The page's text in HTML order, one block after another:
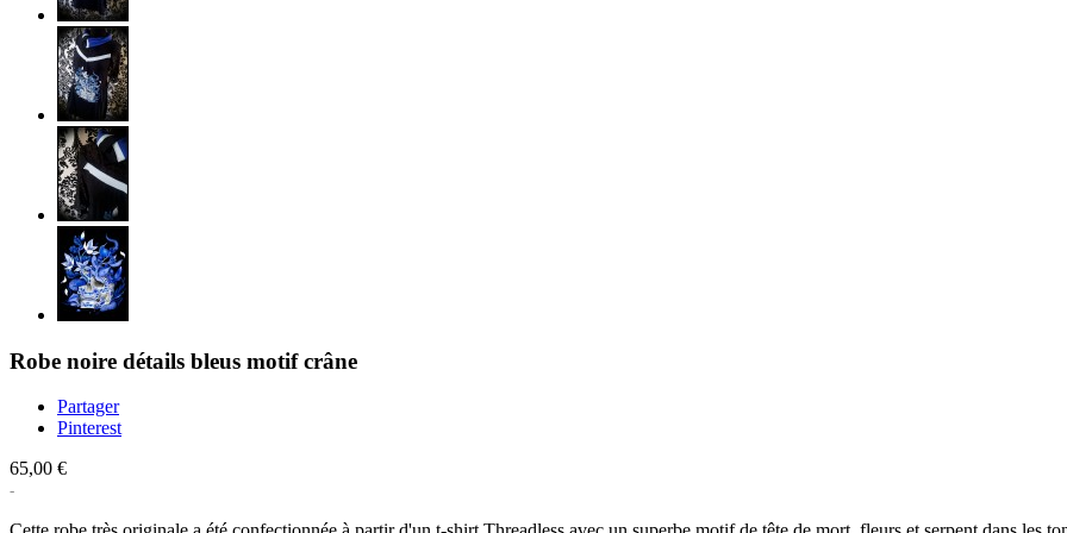
Robe noire détails bleus motif crâne
Partager
Pinterest
65,00 €